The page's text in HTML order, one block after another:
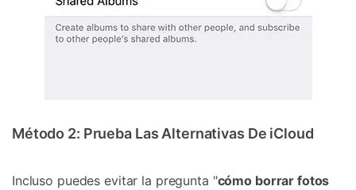
Método 2: Prueba Las Alternativas De iCloud
Incluso puedes evitar la pregunta "cómo borrar fotos